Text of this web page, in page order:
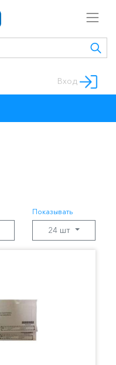
Вход
Показывать
24 шт